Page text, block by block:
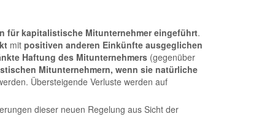
für kapitalistische Mitunternehmer eingeführt.
mit positiven anderen Einkünfte ausgeglichen
Haftung des Mitunternehmers (gegenüber
Mitunternehmern, wenn sie natürliche
Übersteigende Verluste werden auf
dieser neuen Regelung aus Sicht der